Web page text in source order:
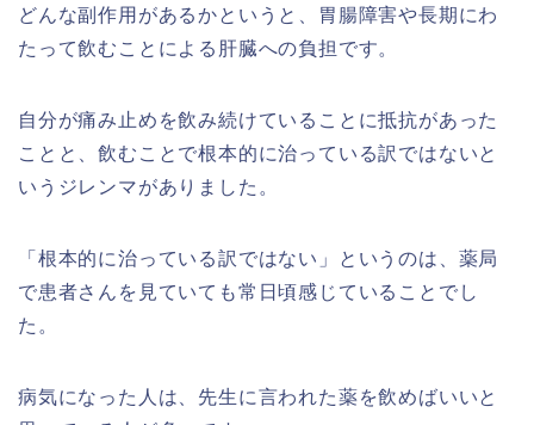
どんな副作用があるかというと、胃腸障害や長期にわ
たって飲むことによる肝臓への負担です。
自分が痛み止めを飲み続けていることに抵抗があった
ことと、飲むことで根本的に治っている訳ではないと
いうジレンマがありました。
「根本的に治っている訳ではない」というのは、薬局
で患者さんを見ていても常日頃感じていることでし
た。
病気になった人は、先生に言われた薬を飲めばいいと